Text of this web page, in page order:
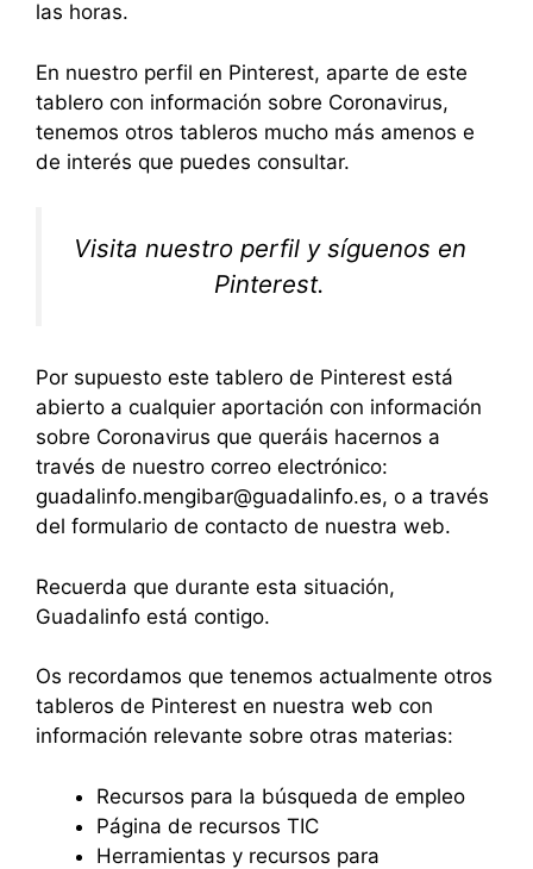
las horas.
En nuestro perfil en Pinterest, aparte de este
tablero con información sobre Coronavirus,
tenemos otros tableros mucho más amenos e
de interés que puedes consultar.
Visita nuestro perfil y síguenos en
Pinterest.
Por supuesto este tablero de Pinterest está
abierto a cualquier aportación con información
sobre Coronavirus que queráis hacernos a
través de nuestro correo electrónico:
guadalinfo.mengibar@guadalinfo.es, o a través
del formulario de contacto de nuestra web.
Recuerda que durante esta situación,
Guadalinfo está contigo.
Os recordamos que tenemos actualmente otros
tableros de Pinterest en nuestra web con
información relevante sobre otras materias:
Recursos para la búsqueda de empleo
Página de recursos TIC
Herramientas y recursos para